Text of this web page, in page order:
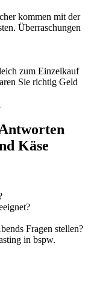
kommen mit der
Überraschungen
zum Einzelkauf
Sie richtig Geld
Käse
Fragen stellen?
in bspw.